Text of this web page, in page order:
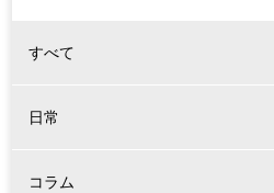
すべて
日常
コラム